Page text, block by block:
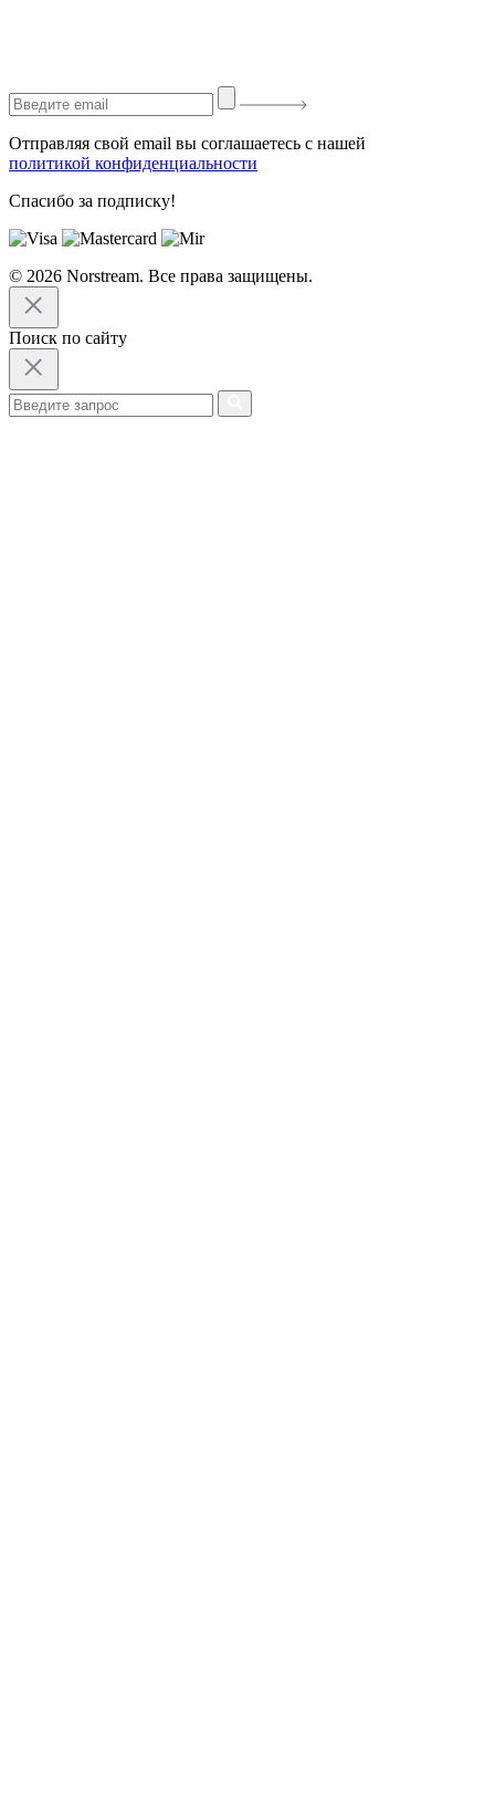
Отправляя свой email вы соглашаетесь с нашей
политикой конфиденциальности
Спасибо за подписку!
© 2026 Norstream. Все права защищены.
Поиск по сайту